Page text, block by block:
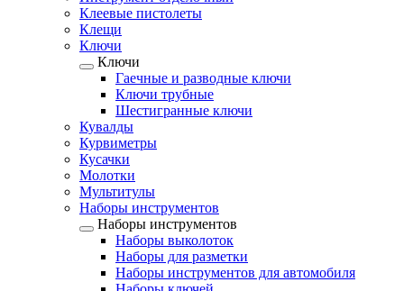
Клеевые пистолеты
Клещи
Ключи
Ключи
Гаечные и разводные ключи
Ключи трубные
Шестигранные ключи
Кувалды
Курвиметры
Кусачки
Молотки
Мультитулы
Наборы инструментов
Наборы инструментов
Наборы выколоток
Наборы для разметки
Наборы инструментов для автомобиля